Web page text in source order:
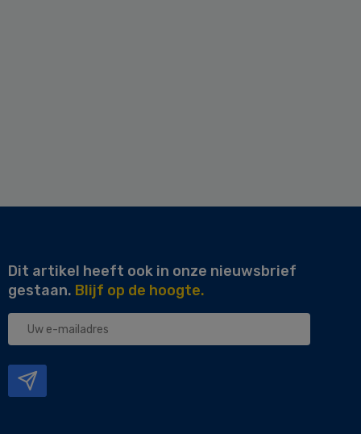
Dit artikel heeft ook in onze nieuwsbrief
gestaan. Blijf op de hoogte.
Uw